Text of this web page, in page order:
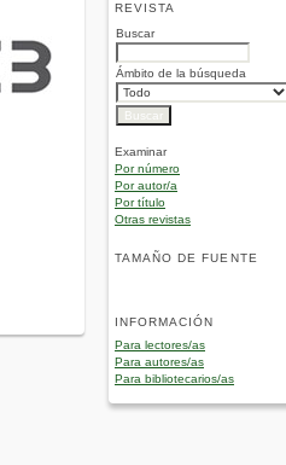
REVISTA
Buscar
Ámbito de la búsqueda
Examinar
Por número
Por autor/a
Por título
Otras revistas
TAMAÑO DE FUENTE
INFORMACIÓN
Para lectores/as
Para autores/as
Para bibliotecarios/as